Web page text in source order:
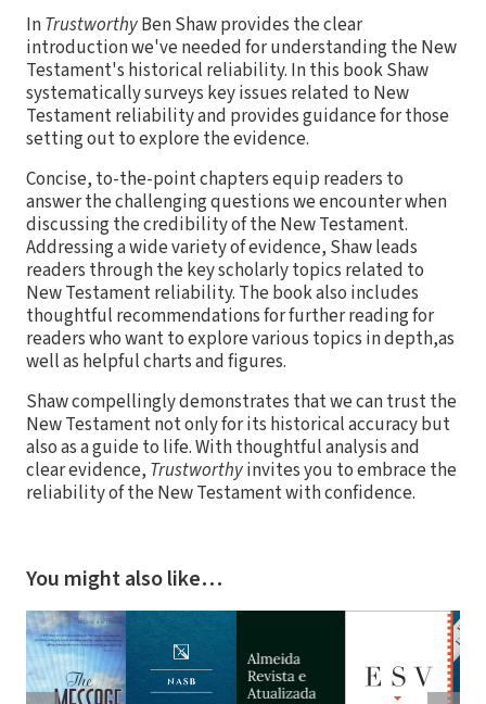
InTrustworthyBen Shaw provides the clear
introduction we've needed for understanding the New
Testament's historical reliability. In this book Shaw
systematically surveys key issues related to New
Testament reliability and provides guidance for those
setting out to explore the evidence.
Concise, to-the-point chapters equip readers to
answer the challenging questions we encounter when
discussing the credibility of the New Testament.
Addressing a wide variety of evidence, Shaw leads
readers through the key scholarly topics related to
New Testament reliability. The book also includes
thoughtful recommendations for further reading for
readers who want to explore various topics in depth,as
well as helpful charts and figures.
Shaw compellingly demonstrates that we can trust the
New Testament not only for its historical accuracy but
also as a guide to life. With thoughtful analysis and
clear evidence, Trustworthyinvites you to embrace the
reliability of the New Testament with confidence.
You might also like…